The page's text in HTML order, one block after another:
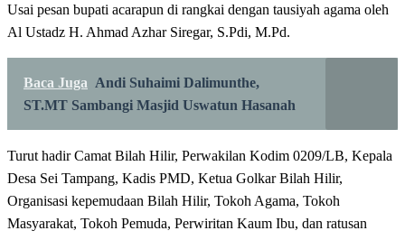
Usai pesan bupati acarapun di rangkai dengan tausiyah agama oleh
Al Ustadz H. Ahmad Azhar Siregar, S.Pdi, M.Pd.
Baca Juga Andi Suhaimi Dalimunthe,
ST.MT Sambangi Masjid Uswatun Hasanah
Turut hadir Camat Bilah Hilir, Perwakilan Kodim 0209/LB, Kepala
Desa Sei Tampang, Kadis PMD, Ketua Golkar Bilah Hilir,
Organisasi kepemudaan Bilah Hilir, Tokoh Agama, Tokoh
Masyarakat, Tokoh Pemuda, Perwiritan Kaum Ibu, dan ratusan